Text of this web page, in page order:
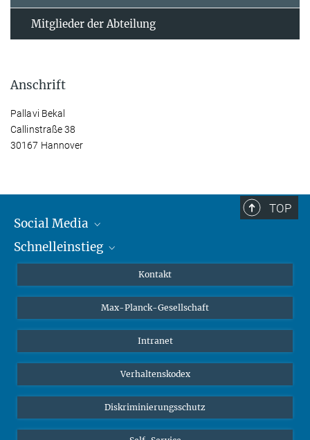
Mitglieder der Abteilung
Anschrift
Pallavi Bekal
Callinstraße 38
30167 Hannover
TOP
Social Media
Mastodon
Schnelleinstieg
Studierende
Schüler*innen
Öffentlichkeit
Alumnae | Alumni
Kontakt
Max-Planck-Gesellschaft
Intranet
Verhaltenskodex
Diskriminierungsschutz